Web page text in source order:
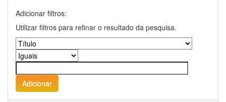
Adicionar filtros:
Utilizar filtros para refinar o resultado da pesquisa.